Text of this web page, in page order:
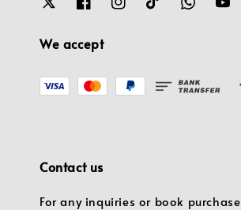
We accept
Contact us
For any inquiries or book purchase